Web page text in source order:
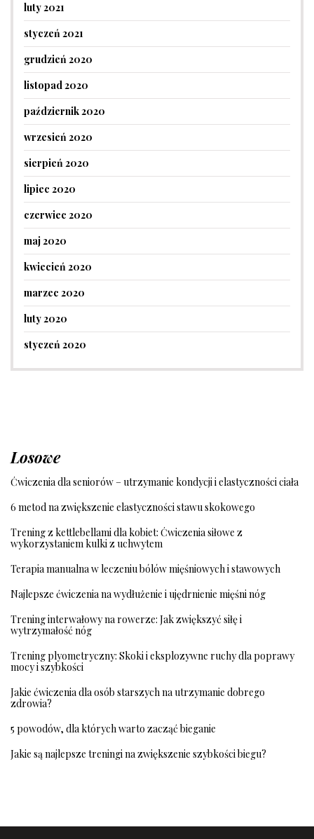
luty 2021
styczeń 2021
grudzień 2020
listopad 2020
październik 2020
wrzesień 2020
sierpień 2020
lipiec 2020
czerwiec 2020
maj 2020
kwiecień 2020
marzec 2020
luty 2020
styczeń 2020
Losowe
Ćwiczenia dla seniorów – utrzymanie kondycji i elastyczności ciała
6 metod na zwiększenie elastyczności stawu skokowego
Trening z kettlebellami dla kobiet: Ćwiczenia siłowe z
wykorzystaniem kulki z uchwytem
Terapia manualna w leczeniu bólów mięśniowych i stawowych
Najlepsze ćwiczenia na wydłużenie i ujędrnienie mięśni nóg
Trening interwałowy na rowerze: Jak zwiększyć siłę i
wytrzymałość nóg
Trening plyometryczny: Skoki i eksplozywne ruchy dla poprawy
mocy i szybkości
Jakie ćwiczenia dla osób starszych na utrzymanie dobrego
zdrowia?
5 powodów, dla których warto zacząć bieganie
Jakie są najlepsze treningi na zwiększenie szybkości biegu?